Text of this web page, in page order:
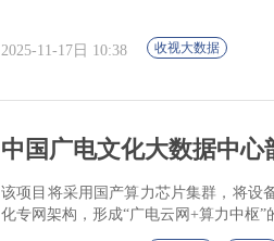
2025-11-17日 10:38 收视大数据
中国广电文化大数据中心
该项目将采用国产算力芯片集群，将设
化专网架构，形成“广电云网+算力中枢”